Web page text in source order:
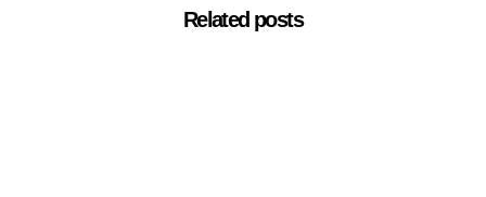
Related posts